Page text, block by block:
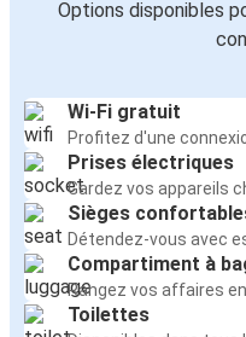
Options disponibles
Wi-Fi gratuit
Profitez d'une
Prises électriques
Gardez vos appareils
Sièges
Détendez-vous avec
Compartiment à
Rangez vos affaires
Toilettes